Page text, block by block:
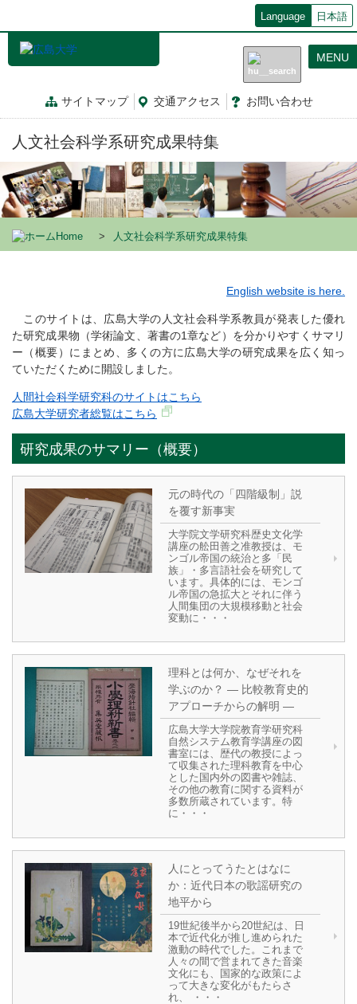
動
Language 日本語
サイトマップ 交通アクセス お問い合わせ
MENU
人文社会科学系研究成果特集
Home 人文社会科学系研究成果特集
English website is here.
このサイトは、広島大学の人文社会科学系教員が発表した優れ
た研究成果物（学術論文、著書の1章など）を分かりやすくサマリ
ー（概要）にまとめ、多くの方に広島大学の研究成果を広く知っ
ていただくために開設しました。
人間社会科学研究科のサイトはこちら
広島大学研究者総覧はこちら
研究成果のサマリー（概要）
元の時代の「四階級制」説
を覆す新事実
大学院文学研究科歴史文化学
講座の舩田善之准教授は、モ
ンゴル帝国の統治と多「民
族」・多言語社会を研究して
います。具体的には、モンゴ
ル帝国の急拡大とそれに伴う
人間集団の大規模移動と社会
変動に・・・
理科とは何か、なぜそれを
学ぶのか？ ― 比較教育史的
アプローチからの解明 ―
広島大学大学院教育学研究科
自然システム教育学講座の図
書室には、歴代の教授によっ
て収集された理科教育を中心
とした国内外の図書や雑誌、
その他の教育に関する資料が
多数所蔵されています。特
に・・・
人にとってうたとはなに
か：近代日本の歌謡研究の
地平から
19世紀後半から20世紀は、日
本で近代化が推し進められた
激動の時代でした。これまで
人々の間で営まれてきた音楽
文化にも、国家的な政策によ
って大きな変化がもたらさ
れ、 ・・・